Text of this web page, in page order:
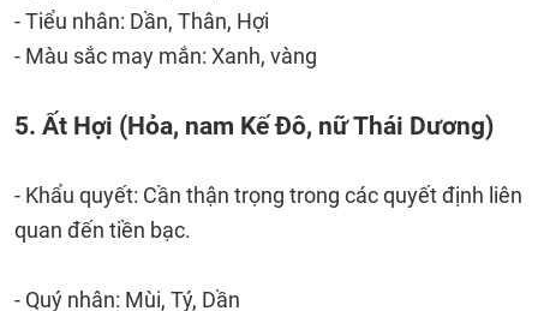
- Tiểu nhân: Dần, Thân, Hợi
- Màu sắc may mắn: Xanh, vàng
5. Ất Hợi (Hỏa, nam Kế Đô, nữ Thái Dương)
- Khẩu quyết: Cần thận trọng trong các quyết định liên
quan đến tiền bạc.
- Quý nhân: Mùi, Tý, Dần